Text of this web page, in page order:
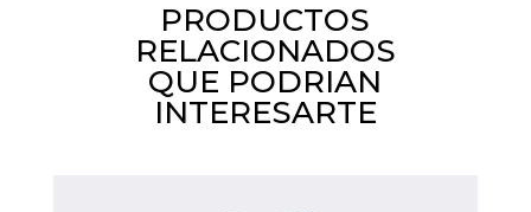
PRODUCTOS
RELACIONADOS
QUE PODRIAN
INTERESARTE